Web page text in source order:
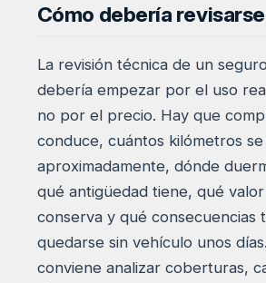
Cómo debería revisarse
La revisión técnica de un
debería empezar por el uso
no por el precio. Hay que
conduce, cuántos kilómetros
aproximadamente, dónde
qué antigüedad tiene, qué
conserva y qué consecuencias
quedarse sin vehículo unos
conviene analizar coberturas,